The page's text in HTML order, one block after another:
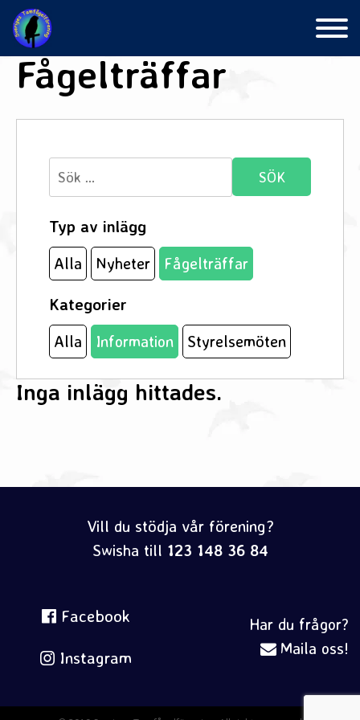
Skip
content
Fågelträffar
Inga inlägg hittades.
efter:
Typ av inlägg
Alla
Nyheter Fågelträffar
Kategorier
Alla
Information Styrelsemöten
Facebook
Instagram
Har du frågor?
Maila oss!
Vill du stödja vår förening?
Swisha till 123 148 36 84